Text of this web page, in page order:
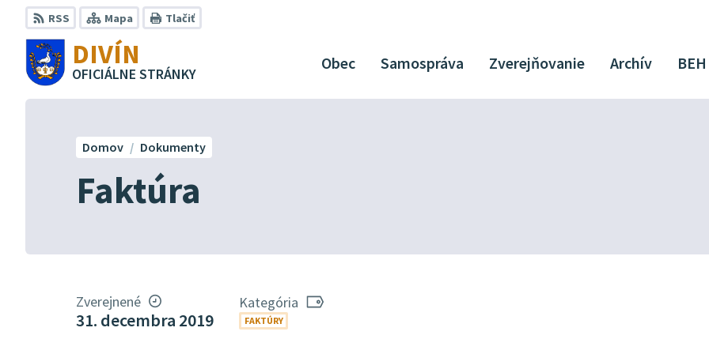
Preskočiť
na
obsah
RSS Mapa Tlačiť
DIVÍN
OFICIÁLNE STRÁNKY
Obec Samospráva Zverejňovanie Archív BEH
Faktúra
Domov Dokumenty
Zverejnené
31. decembra 2019
Kategória
FAKTÚRY